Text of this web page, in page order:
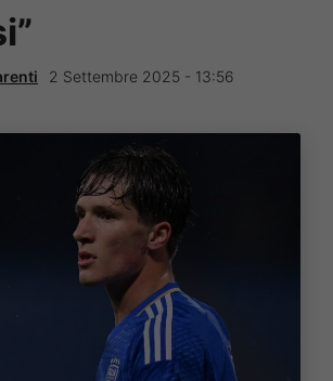
2 Settembre 2025 - 13:56